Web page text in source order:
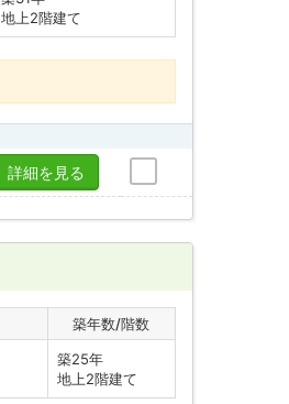
地上2階建て
詳細を見る
築年数/階数
築25年
地上2階建て